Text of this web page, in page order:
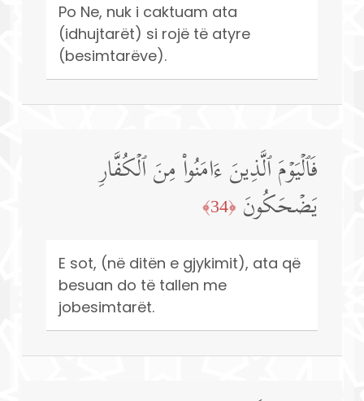
Po Ne, nuk i caktuam ata
(idhujtarët) si rojë të atyre
(besimtarëve).
فَٱلۡیَوۡمَ ٱلَّذِینَ ءَامَنُوا۟ مِنَ ٱلۡكُفَّارِ
یَضۡحَكُونَ ﴿34﴾
E sot, (në ditën e gjykimit), ata që
besuan do të tallen me
jobesimtarët.